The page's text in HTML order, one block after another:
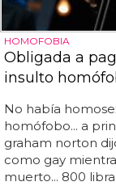
HOMOFOBIA
Obligada a
insulto
No había
homófobo... a
graham norton
como gay
muerto... 800